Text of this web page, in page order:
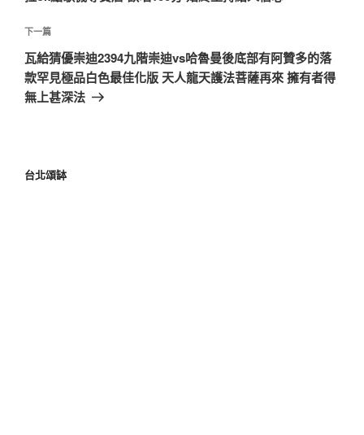
下一篇
瓦給猜優崇迪2394九階崇迪vs哈魯曼後底部有阿贊多的落
款罕見極品白色最佳化版 天人龍天護法菩薩再來 擁有者得
無上甚深法
台北頌缽